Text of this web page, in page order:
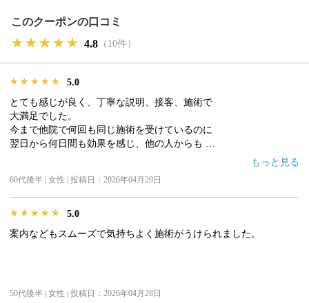
このクーポンの口コミ
★★★★★
★★★★★
★★★★★ 4.8 （10件）
★★★★★
★★★★★
★★★★★
5.0
とても感じが良く、丁寧な説明、接客、施術で
大満足でした。
今まで他院で何回も同じ施術を受けているのに
翌日から何日間も効果を感じ、他の人からも
たのですが、改めて予約をするつもりです。
早く行きたいと思っています。
もっと見る
60代後半 | 女性 | 投稿日：2026年04月29日
★★★★★
★★★★★
★★★★★
5.0
案内などもスムーズで気持ちよく施術がうけられました。
50代後半 | 女性 | 投稿日：2026年04月28日